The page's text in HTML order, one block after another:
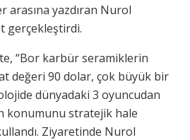
arasına yazdıran Nurol
gerçekleştirdi.
“Bor karbür seramiklerin
değeri 90 dolar, çok büyük bir
dünyadaki 3 oyuncudan
konumunu stratejik hale
Ziyaretinde Nurol